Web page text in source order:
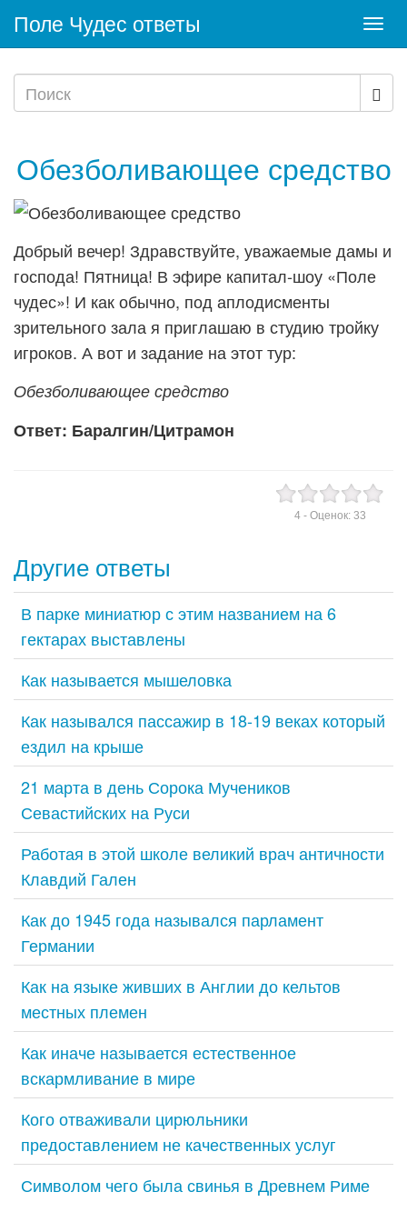
Поле Чудес ответы
Обезболивающее средство
Добрый вечер! Здравствуйте, уважаемые дамы и
господа! Пятница! В эфире капитал-шоу «Поле
чудес»! И как обычно, под аплодисменты
зрительного зала я приглашаю в студию тройку
игроков. А вот и задание на этот тур:
Обезболивающее средство
Ответ: Баралгин/Цитрамон
4- Оценок: 33
Другие ответы
В парке миниатюр с этим названием на 6
гектарах выставлены
Как называется мышеловка
Как назывался пассажир в 18-19 веках который
ездил на крыше
21 марта в день Сорока Мучеников
Севастийских на Руси
Работая в этой школе великий врач античности
Клавдий Гален
Как до 1945 года назывался парламент
Германии
Как на языке живших в Англии до кельтов
местных племен
Как иначе называется естественное
вскармливание в мире
Кого отваживали цирюльники
предоставлением не качественных услуг
Символом чего была свинья в Древнем Риме